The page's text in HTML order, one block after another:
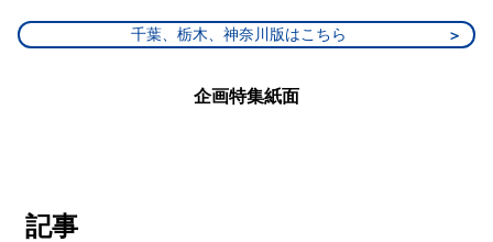
千葉、栃木、神奈川版はこちら
企画特集紙面
記事